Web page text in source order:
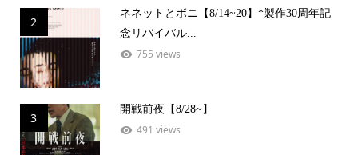
2
ネネットとボニ【8/14~20】*製作30周年記
念リバイバル...
755 views
3
開戦前夜【8/28~】
491 views